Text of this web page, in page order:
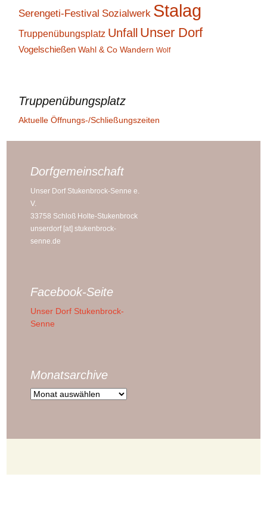
Serengeti-Festival Sozialwerk Stalag
Truppenübungsplatz Unfall Unser Dorf
Vogelschießen Wahl & Co Wandern Wolf
Truppenübungsplatz
Aktuelle Öffnungs-/Schließungszeiten
Dorfgemeinschaft
Unser Dorf Stukenbrock-Senne e.
V.
33758 Schloß Holte-Stukenbrock
unserdorf [at] stukenbrock-
senne.de
Facebook-Seite
Unser Dorf Stukenbrock-
Senne
Monatsarchive
Monatsarchive